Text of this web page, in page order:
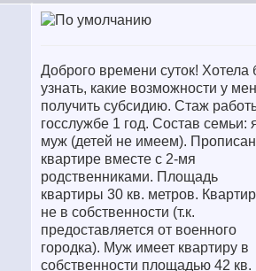
Доброго времени суток! Хотела
узнать, какие возможности у
получить субсидию. Стаж
госслужбе 1 год. Состав семьи:
муж (детей не имеем).
квартире вместе с 2-мя
родственниками. Площадь
квартиры 30 кв. метров.
не в собственности (т.к.
предоставляется от военного
городка). Муж имеет квартиру в
собственности площадью 42 кв.